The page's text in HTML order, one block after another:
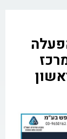
והפעלה